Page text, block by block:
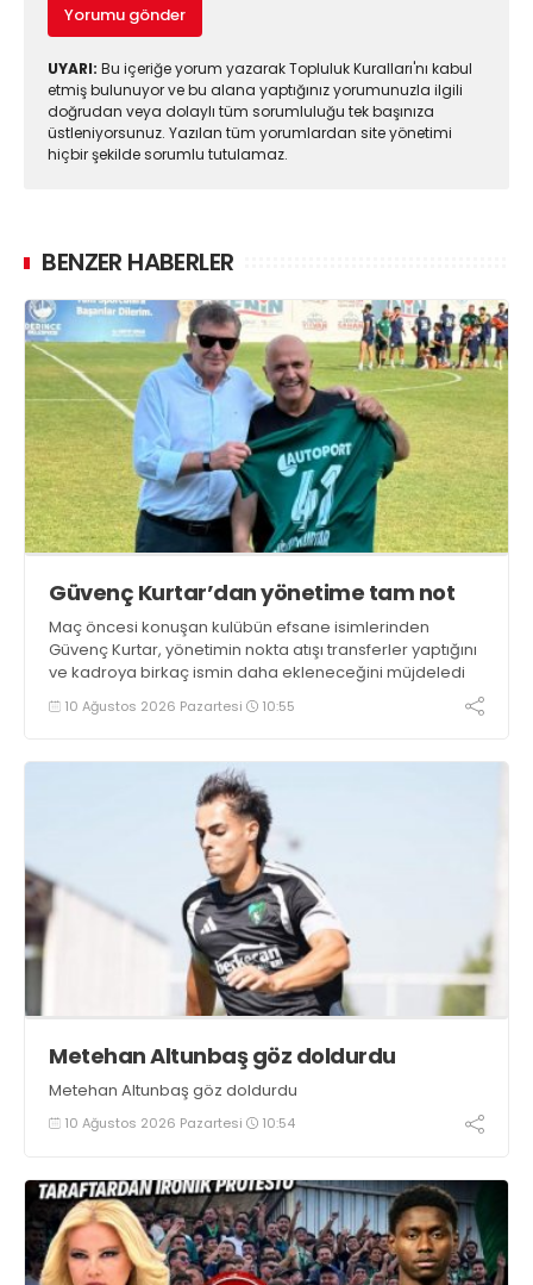
Yorumu gönder
UYARI: Bu içeriğe yorum yazarak Topluluk Kuralları'nı kabul
etmiş bulunuyor ve bu alana yaptığınız yorumunuzla ilgili
doğrudan veya dolaylı tüm sorumluluğu tek başınıza
üstleniyorsunuz. Yazılan tüm yorumlardan site yönetimi
hiçbir şekilde sorumlu tutulamaz.
BENZER HABERLER
Güvenç Kurtar’dan yönetime tam not
Maç öncesi konuşan kulübün efsane isimlerinden
Güvenç Kurtar, yönetimin nokta atışı transferler yaptığını
ve kadroya birkaç ismin daha ekleneceğini müjdeledi
10 Ağustos 2026 Pazartesi 10:55
Metehan Altunbaş göz doldurdu
Metehan Altunbaş göz doldurdu
10 Ağustos 2026 Pazartesi 10:54